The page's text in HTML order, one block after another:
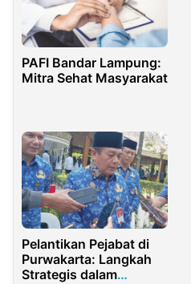
PAFI Bandar Lampung:
Mitra Sehat Masyarakat
Pelantikan Pejabat di
Purwakarta: Langkah
Strategis dalam